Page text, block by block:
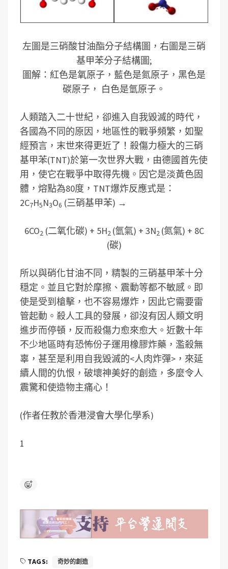
左圖是三硝酸甘油酯分子結構圖，右圖是三硝
基甲苯分子結構圖;
圖解：紅色是氧原子，藍色是氮原子，黑色是
碳原子， 白色是氫原子。
人類踏入二十世紀，卻進入自我毀滅的時代，
各國為不同的原因，地區性的戰爭頻繁，如聖
經預言，末世來得更近了！殺傷力極大的三硝
基甲苯(TNT)於第一次世界大戰，由德國首先使
用，使它在戰爭中取得先機。因它是淡黃色固
體，熔點為80度，TNT爆炸反應式是：
2C7H5N3O6 (三硝基甲苯) →
6CO2 (二氧化碳) + 5H2 (氫氣) + 3N2 (氮氣) + 8C
(碳)
所以與硝化甘油不同，精製的三硝基甲苯十分
穏定。並且它對於摩擦、震動等都不敏感。即
使是受到槍擊，也不容易爆炸，因此它需要雷
管起動。殺人工具的發展，卻沒有因人類文明
進步而停頓，反而殺傷力愈來愈大。近數十年
不少地區時有恐怖份子運用橡膠炸藥，濫殺無
辜，甚至是利用自我毀滅的<人肉炸彈>，來延
續人間的仇恨，破壞神美好的創造，多麼令人
震驚和使造物主痛心！
(作者任教於香港浸會大學化學系)
1
TAGS: 奇妙的創造